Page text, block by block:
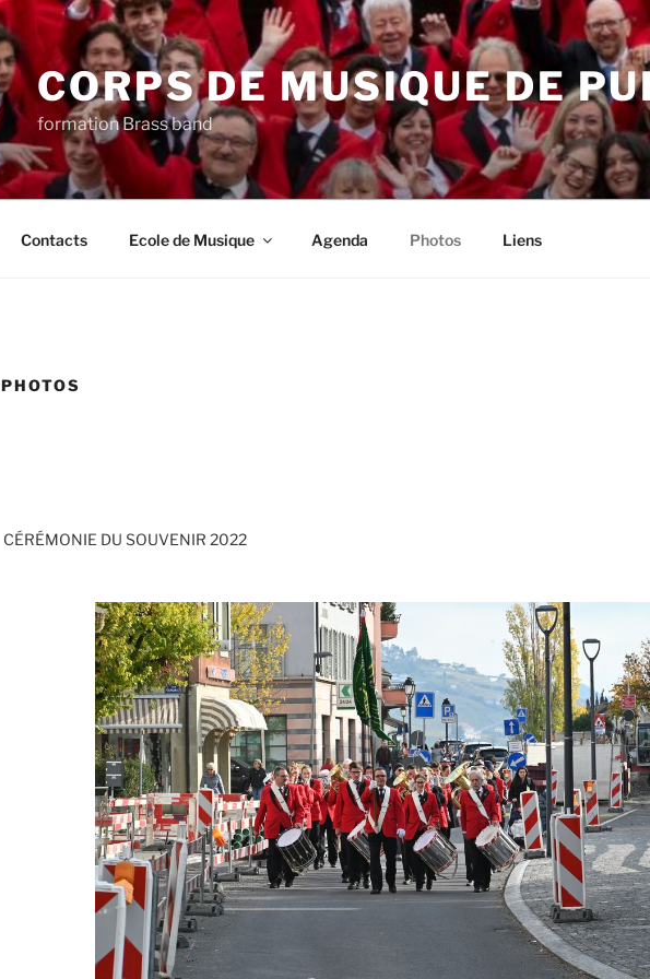
CORPS DE MUSIQUE DE
formation Brass band
Contacts Ecole de Musique Agenda Photos Liens
PHOTOS
CÉRÉMONIE DU SOUVENIR 2022